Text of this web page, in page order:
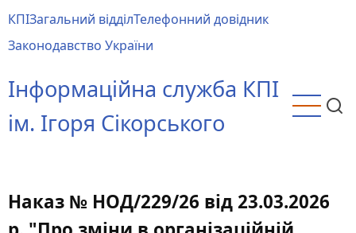
до
основного
КПІЗагальний відділТелефонний довідник
Законодавство України
Інформаційна служба КПІ
ім. Ігоря Сікорського
Наказ № НОД/229/26 від 23.03.2026